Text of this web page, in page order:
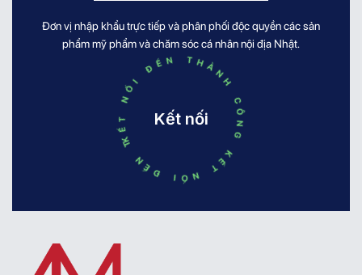
Đơn vị nhập khẩu trực tiếp và phân phối độc quyền các sản
phẩm mỹ phẩm và chăm sóc cá nhân nội địa Nhật.
KẾT NỐI ĐẾN THÀNH CÔNG KẾT NỐI ĐẾN THÀNH CÔNG
Kết nối